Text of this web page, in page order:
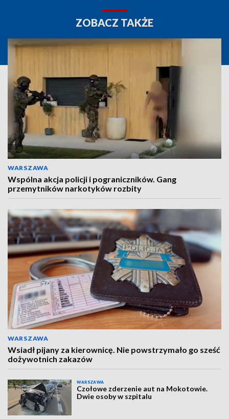
ZOBACZ TAKŻE
WARSZAWA
Wspólna akcja policji i pograniczników. Gang
przemytników narkotyków rozbity
WARSZAWA
Wsiadł pijany za kierownicę. Nie powstrzymało go sześć
dożywotnich zakazów
WARSZAWA
Czołowe zderzenie aut na Mokotowie.
Dwie osoby w szpitalu